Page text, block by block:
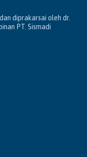
diprakarsai oleh dr.
PT. Sismadi